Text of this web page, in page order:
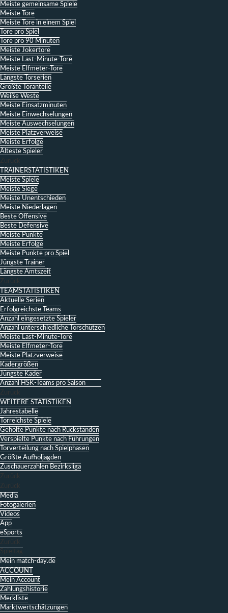
Meiste gemeinsame Spiele
Meiste Tore
Meiste Tore in einem Spiel
Tore pro Spiel
Tore pro 90 Minuten
Meiste Jokertore
Meiste Last-Minute-Tore
Meiste Elfmeter-Tore
Längste Torserien
Größte Toranteile
Weiße Weste
Meiste Einsatzminuten
Meiste Einwechselungen
Meiste Auswechselungen
Meiste Platzverweise
Meiste Erfolge
Älteste Spieler
Zurück
TRAINERSTATISTIKEN
Meiste Spiele
Meiste Siege
Meiste Unentschieden
Meiste Niederlagen
Beste Offensive
Beste Defensive
Meiste Punkte
Meiste Erfolge
Meiste Punkte pro Spiel
Jüngste Trainer
Längste Amtszeit
Zurück
TEAMSTATISTIKEN
Aktuelle Serien
Erfolgreichste Teams
Anzahl eingesetzte Spieler
Anzahl unterschiedliche Torschützen
Meiste Last-Minute-Tore
Meiste Elfmeter-Tore
Meiste Platzverweise
Kadergrößen
Jüngste Kader
Anzahl HSK-Teams pro Saison
Zurück
WEITERE STATISTIKEN
Jahrestabelle
Torreichste Spiele
Geholte Punkte nach Rückständen
Verspielte Punkte nach Führungen
Torverteilung nach Spielphasen
Größte Aufholjagden
Zuschauerzahlen Bezirksliga
Zurück
Zurück
Media
Fotogalerien
Videos
App
eSports
Zurück
Spieltag
Mein match-day.de
ACCOUNT
Mein Account
Zahlungshistorie
Merkliste
Marktwertschätzungen